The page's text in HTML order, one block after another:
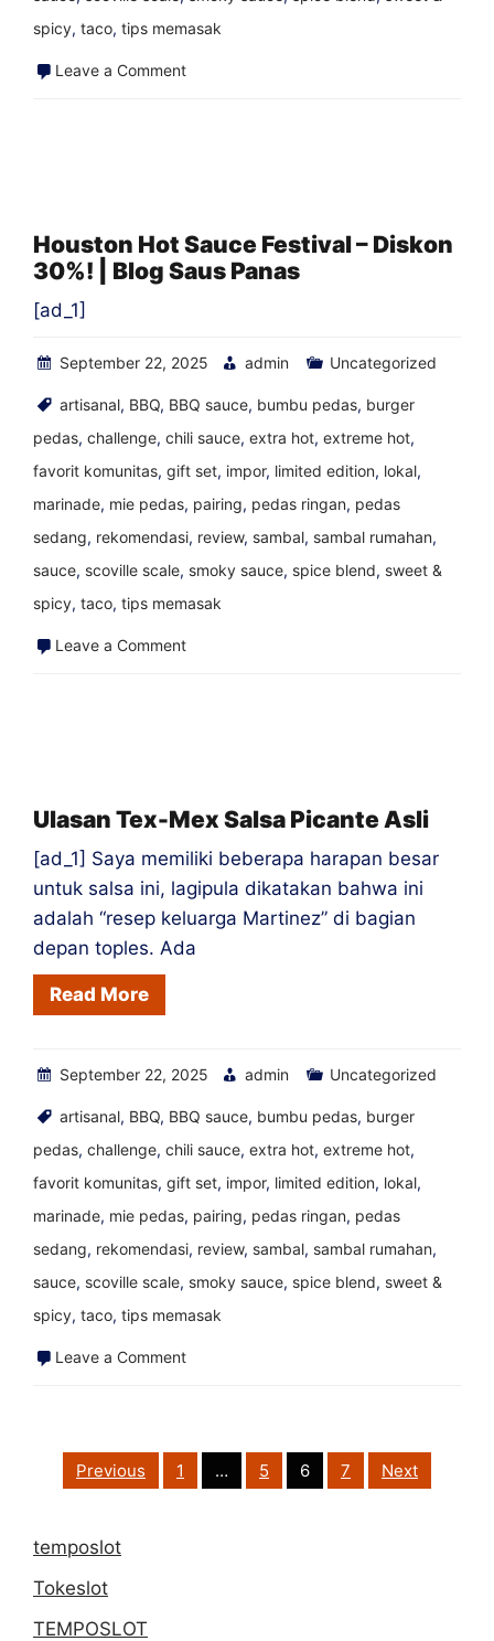
spicy, taco, tips memasak
Leave a Commenton
Extra
Hot
Pepper
Sauce
|
Blog
Saus
Panas
Houston Hot Sauce Festival – Diskon
30%! | Blog Saus Panas
[ad_1]
September 22, 2025 admin Uncategorized
artisanal, BBQ, BBQ sauce, bumbu pedas, burger
pedas, challenge, chili sauce, extra hot, extreme hot,
favorit komunitas, gift set, impor, limited edition, lokal,
marinade, mie pedas, pairing, pedas ringan, pedas
sedang, rekomendasi, review, sambal, sambal rumahan,
sauce, scoville scale, smoky sauce, spice blend, sweet &
spicy, taco, tips memasak
Leave a Commenton
–
Blog
Ulasan Tex-Mex Salsa Picante Asli
[ad_1] Saya memiliki beberapa harapan besar
untuk salsa ini, lagipula dikatakan bahwa ini
adalah “resep keluarga Martinez” di bagian
depan toples. Ada
Read More
September 22, 2025 admin Uncategorized
artisanal, BBQ, BBQ sauce, bumbu pedas, burger
pedas, challenge, chili sauce, extra hot, extreme hot,
favorit komunitas, gift set, impor, limited edition, lokal,
marinade, mie pedas, pairing, pedas ringan, pedas
sedang, rekomendasi, review, sambal, sambal rumahan,
sauce, scoville scale, smoky sauce, spice blend, sweet &
spicy, taco, tips memasak
Leave a Commenton
Mex
Salsa
pagination
Previous 1 … 5 6 7 Next
temposlot
Tokeslot
TEMPOSLOT